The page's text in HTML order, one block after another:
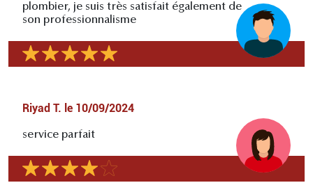
plombier, je suis très satisfait également de
son professionnalisme
Riyad T. le 10/09/2024
service parfait